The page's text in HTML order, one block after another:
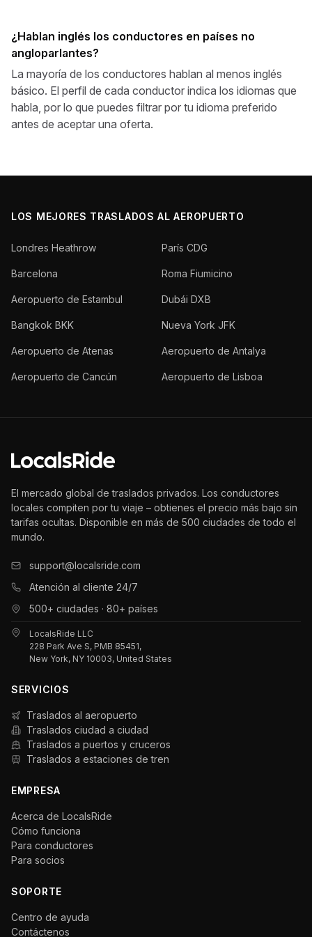
¿Hablan inglés los conductores en países no
angloparlantes?
La mayoría de los conductores hablan al menos inglés
básico. El perfil de cada conductor indica los idiomas que
habla, por lo que puedes filtrar por tu idioma preferido
antes de aceptar una oferta.
LOS MEJORES TRASLADOS AL AEROPUERTO
Londres Heathrow París CDG
Barcelona Roma Fiumicino
Aeropuerto de Estambul Dubái DXB
Bangkok BKK Nueva York JFK
Aeropuerto de Atenas Aeropuerto de Antalya
Aeropuerto de Cancún Aeropuerto de Lisboa
El mercado global de traslados privados. Los conductores
locales compiten por tu viaje – obtienes el precio más bajo sin
tarifas ocultas. Disponible en más de 500 ciudades de todo el
mundo.
support@localsride.com
Atención al cliente 24/7
500+ ciudades · 80+ países
LocalsRide LLC
228 Park Ave S, PMB 85451,
New York, NY 10003, United States
SERVICIOS
Traslados al aeropuerto
Traslados ciudad a ciudad
Traslados a puertos y cruceros
Traslados a estaciones de tren
EMPRESA
Acerca de LocalsRide
Cómo funciona
Para conductores
Para socios
SOPORTE
Centro de ayuda
Contáctenos